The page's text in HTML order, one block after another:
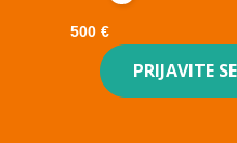
500 €
PRIJAVITE